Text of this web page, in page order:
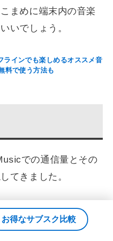
まめに端末内の音楽
いでしょう。
ラインでも楽しめるオススメ音
料で使う方法も
での通信量とその
てきました。
ンテンツも楽しめる
でも楽しめるサービ
お得なサブスク比較